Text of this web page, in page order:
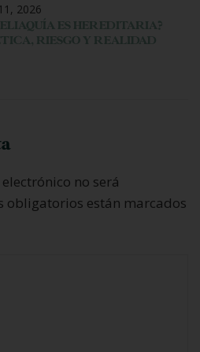
2026
ES HEREDITARIA?
RIESGO Y REALIDAD
no será
obligatorios están marcados